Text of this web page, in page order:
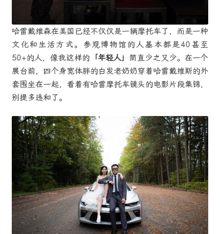
哈雷戴维森在美国已经不仅仅是一辆摩托车了，而是一种
文化和生活方式。参观博物馆的人基本都是40甚至
50+的人，像我这样的 「年轻人」 简直少之又少。在一个
展台前，四个身宽体胖的白发老奶奶穿着哈雷戴维斯的外
套围坐在一起，看着有哈雷摩托车镜头的电影片段集锦，
别提多违和了。